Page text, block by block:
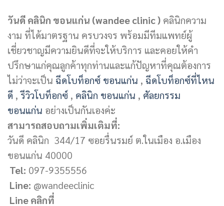
วันดี คลินิก ขอนแก่น (wandee clinic ) คลินิกความ
งาม ที่ได้มาตรฐาน ครบวงจร พร้อมมีทีมแพทย์ผู้
เชี่ยวชาญมีความยินดีที่จะให้บริการ และคอยให้คำ
ปรึกษาแก่คุณลูกค้าทุกท่านและแก้ปัญหาที่คุณต้องการ
ไม่ว่าจะเป็น ฉีดโบท็อกซ์ ขอนแก่น , ฉีดโบท็อกซ์ที่ไหน
ดี ,รีวิวโบท็อกซ์ , คลินิก ขอนแก่น , ศัลยกรรม
ขอนแก่น อย่างเป็นกันเองค่ะ
สามารถสอบถามเพิ่มเติมที่:
วันดี คลินิก 344/17 ซอยรื่นรมย์ ต.ในเมือง อ.เมือง
ขอนแก่น 40000
Tel: 097-9355556
Line: @wandeeclinic
Line คลิกที่